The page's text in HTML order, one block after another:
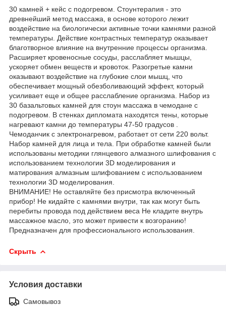
30 камней + кейс с подогревом. Стоунтерапия - это
древнейший метод массажа, в основе которого лежит
воздействие на биологически активные точки камнями разной
температуры. Действие контрастных температур оказывает
благотворное влияние на внутренние процессы организма.
Расширяет кровеносные сосуды, расслабляет мышцы,
ускоряет обмен веществ и кровоток. Разогретые камни
оказывают воздействие на глубокие слои мышц, что
обеспечивает мощный обезболивающий эффект, который
усиливает еще и общее расслабление организма. Набор из
30 базальтовых камней для стоун массажа в чемодане с
подогревом. В стенках дипломата находятся тены, которые
нагревают камни до температуры 47-50 градусов .
Чемоданчик с электронагревом, работает от сети 220 вольт.
Набор камней для лица и тела. При обработке камней были
использованы методики глянцевого алмазного шлифования с
использованием технологии 3D моделирования и
матирования алмазным шлифованием с использованием
технологии 3D моделирования.
ВНИМАНИЕ! Не оставляйте без присмотра включенный
прибор! Не кидайте с камнями внутри, так как могут быть
перебиты провода под действием веса Не кладите внутрь
массажное масло, это может привести к возгоранию!
Предназначен для профессионального использования.
Скрыть
Условия доставки
Самовывоз